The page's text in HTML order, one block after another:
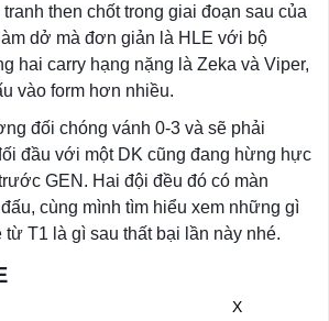
then chốt trong giai đoạn sau của
dở mà đơn giản là HLE với bộ
hai carry hạng nặng là Zeka và Viper,
vào form hơn nhiều.
đối chóng vánh 0-3 và sẽ phải
đầu với một DK cũng đang hừng hực
GEN. Hai đội đều đó có màn
cùng mình tìm hiểu xem những gì
từ T1 là gì sau thất bại lần này nhé.
X